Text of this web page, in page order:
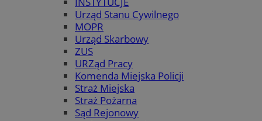
Urząd Stanu Cywilnego
MOPR
Urząd Skarbowy
ZUS
URZąd Pracy
Komenda Miejska Policji
Straż Miejska
Straż Pożarna
Sąd Rejonowy